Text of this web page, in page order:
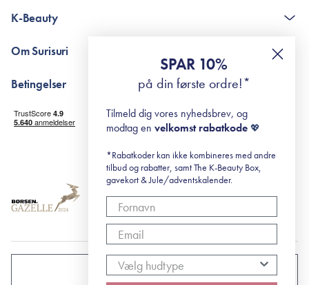
The K-Beauty Box - spørgsmål og svar
RE-ZIP
K-Beauty
Retinol for begyndere
surisuri's mini guide til rosacea
Om Surisuri
Black Friday
Betingelser
Levering og returnering
Handelsbetingelser
Abonnementsbetingelser
DANMARK
SPAR 10%
på din første ordre!*
Tilmeld dig vores nyhedsbrev, og
modtag en velkomst rabatkode 💖
*Rabatkoder kan ikke kombineres med andre
tilbud og rabatter, samt The K-Beauty Box,
gavekort & Jule/adventskalender.